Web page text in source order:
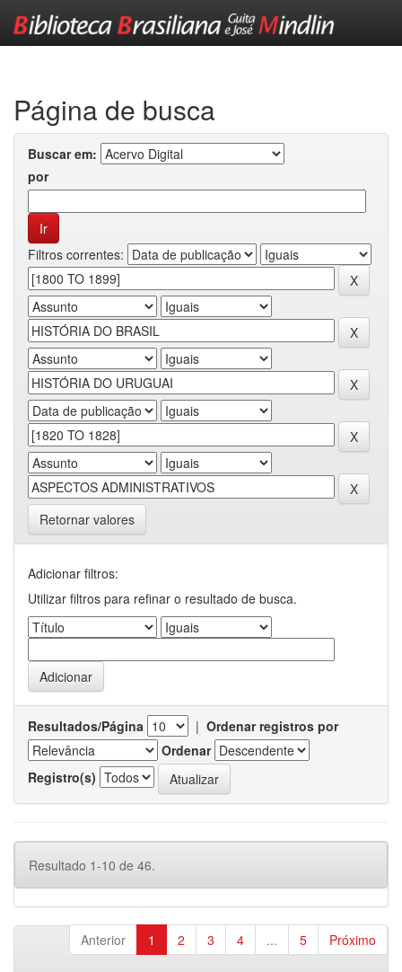
Página de busca
Buscar em:
por
Filtros correntes:
Retornar valores
Adicionar filtros:
Utilizar filtros para refinar o resultado de busca.
Resultados/Página | Ordenar registros por
Ordenar
Registro(s)
Resultado 1-10 de 46.
Anterior 1 2 3 4 ... 5 Próximo